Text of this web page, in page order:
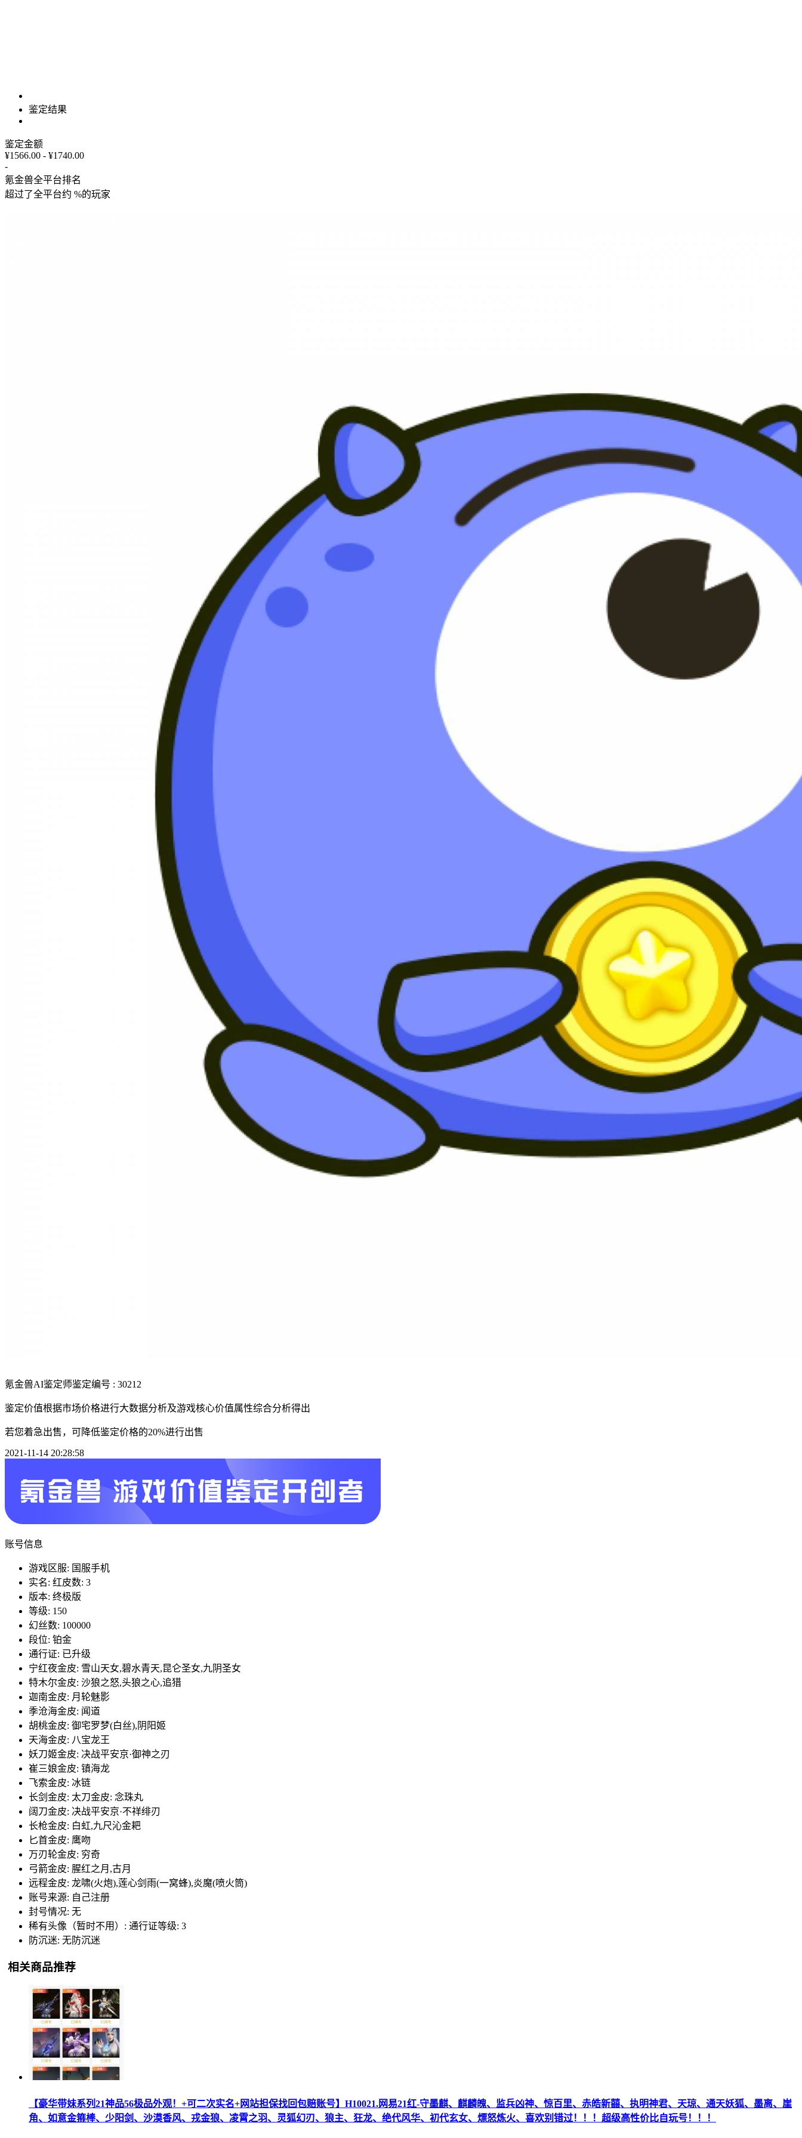
鉴定结果
鉴定金额
¥1566.00 - ¥1740.00
-
氪金兽全平台排名
超过了全平台约 %的玩家
氪金兽AI鉴定师鉴定编号 : 30212
鉴定价值根据市场价格进行大数据分析及游戏核心价值属性综合分析得出
若您着急出售，可降低鉴定价格的20%进行出售
2021-11-14 20:28:58
账号信息
游戏区服: 国服手机
实名: 红皮数: 3
版本: 终极版
等级: 150
幻丝数: 100000
段位: 铂金
通行证: 已升级
宁红夜金皮: 雪山天女,碧水青天,昆仑圣女,九阴圣女
特木尔金皮: 沙狼之怒,头狼之心,追猎
迦南金皮: 月轮魅影
季沧海金皮: 闻道
胡桃金皮: 御宅罗梦(白丝),阴阳姬
天海金皮: 八宝龙王
妖刀姬金皮: 决战平安京·御神之刃
崔三娘金皮: 镇海龙
飞索金皮: 冰链
长剑金皮: 太刀金皮: 念珠丸
阔刀金皮: 决战平安京·不祥绯刃
长枪金皮: 白虹,九尺沁金耙
匕首金皮: 鹰吻
万刃轮金皮: 穷奇
弓箭金皮: 腥红之月,古月
远程金皮: 龙啸(火炮),莲心剑雨(一窝蜂),炎魔(喷火筒)
账号来源: 自己注册
封号情况: 无
稀有头像（暂时不用）: 通行证等级: 3
防沉迷: 无防沉迷
相关商品推荐
【豪华带妹系列21神品56极品外观！+可二次实名+网站担保找回包赔账号】H10021.网易21红-守墨麒、麒麟魄、监兵凶神、惊百里、赤皓新囍、执明神君、天琼、通天妖狐、墨离、崖
角、如意金箍棒、少阳剑、沙漠香风、戎金狼、凌霄之羽、灵狐幻刃、狼主、狂龙、绝代风华、初代玄女、熛怒炼火、喜欢别错过！！！超级高性价比自玩号！！！